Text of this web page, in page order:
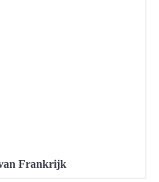
van Frankrijk